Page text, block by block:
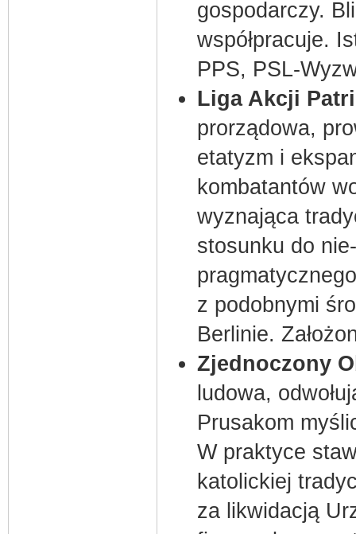
gospodarczy.
współpracuje.
PPS, PSL-
Liga Akcji
prorządowa,
etatyzm i
kombatantów
wyznająca
stosunku do
z podobnymi
Berlinie.
Zjednoczony
ludowa,
Prusakom
W praktyce
katolickiej
za likwidacją